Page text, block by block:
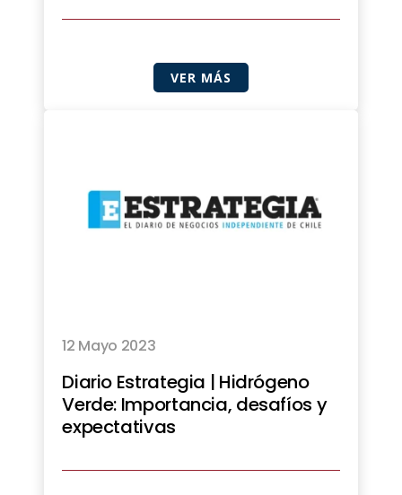
VER MÁS
12 Mayo 2023
Diario Estrategia | Hidrógeno
Verde: Importancia, desafíos y
expectativas